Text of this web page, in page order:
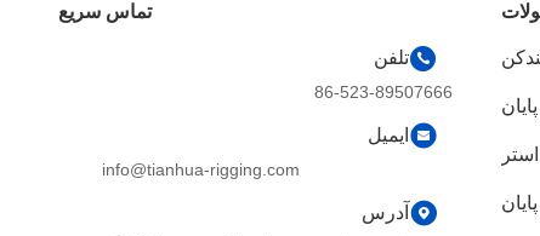
تماس سریع
تلفن
86-523-89507666
ایمیل
info@tianhua-rigging.com
آدرس